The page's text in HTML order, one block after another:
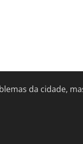
da cidade,